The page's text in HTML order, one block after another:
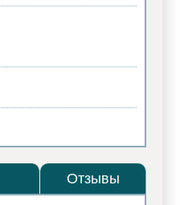
Отзывы